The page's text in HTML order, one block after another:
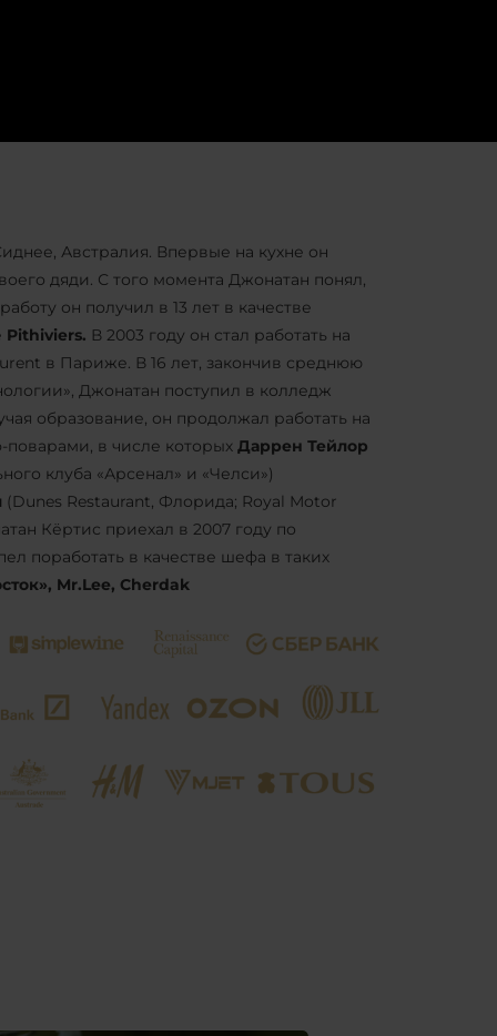
Австралия. Впервые на кухне он
дяди. С того момента Джонатан понял,
он получил в 13 лет в качестве
Pithiviers. В 2003 году он стал работать на
в Париже. В 16 лет, закончив среднюю
Джонатан поступил в колледж
образование, он продолжал работать на
в числе которых Даррен Тейлор
клуба «Арсенал» и «Челси»)
(Dunes Restaurant, Флорида; Royal Motor
Кёртис приехал в 2007 году по
поработать в качестве шефа в таких
Mr.Lee, Cherdak